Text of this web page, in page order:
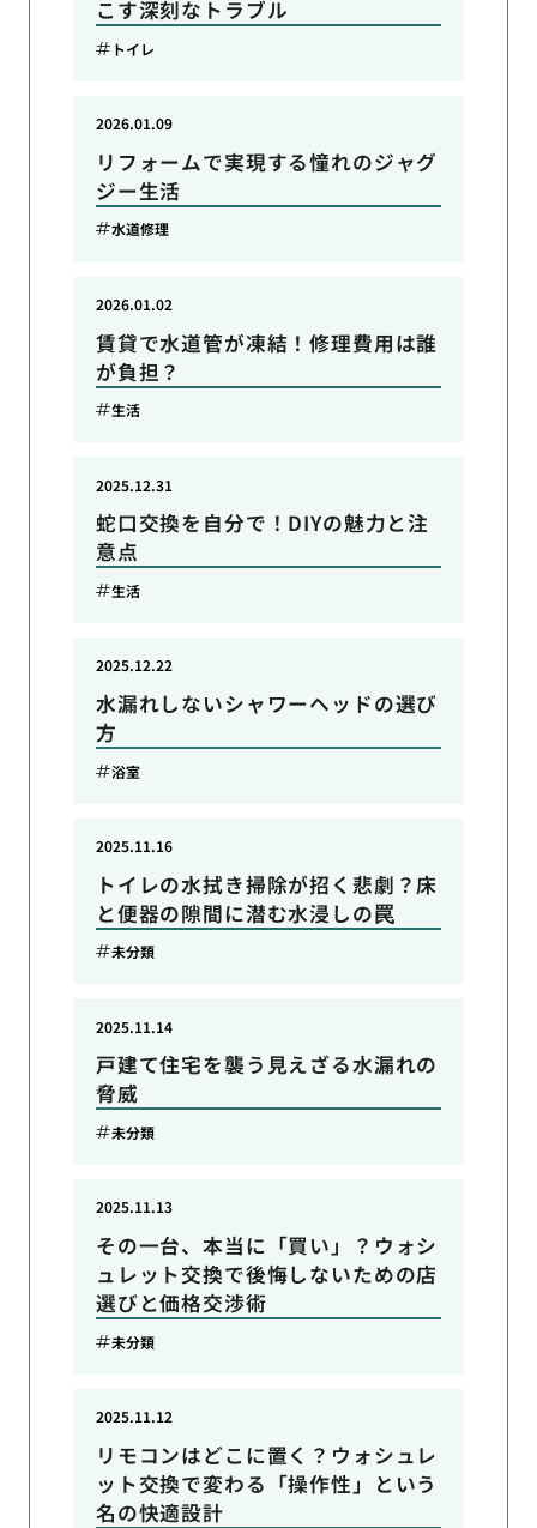
こす深刻なトラブル
トイレ
リフォームで実現する憧れのジャグ
ジー生活
2026.01.09
水道修理
賃貸で水道管が凍結！修理費用は誰
が負担？
2026.01.02
生活
蛇口交換を自分で！DIYの魅力と注
意点
2025.12.31
生活
水漏れしないシャワーヘッドの選び
方
2025.12.22
浴室
トイレの水拭き掃除が招く悲劇？床
と便器の隙間に潜む水浸しの罠
2025.11.16
未分類
戸建て住宅を襲う見えざる水漏れの
脅威
2025.11.14
未分類
その一台、本当に「買い」？ウォシ
ュレット交換で後悔しないための店
選びと価格交渉術
2025.11.13
未分類
リモコンはどこに置く？ウォシュレ
ット交換で変わる「操作性」という
名の快適設計
2025.11.12